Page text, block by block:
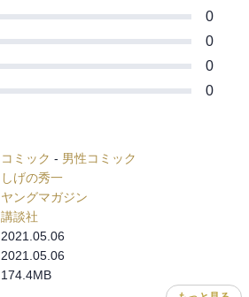
0
0
0
0
コミック - 男性コミック
しげの秀一
ヤングマガジン
講談社
2021.05.06
2021.05.06
174.4MB